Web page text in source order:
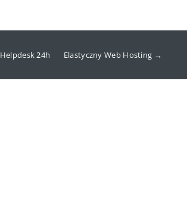
Helpdesk 24h Elastyczny Web Hosting →